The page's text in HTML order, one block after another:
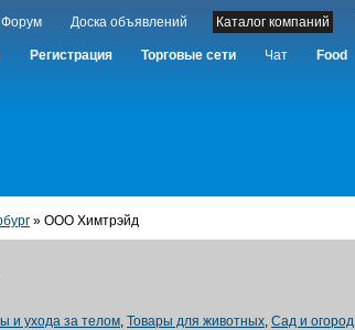
Форум Доска объявлений Каталог компаний
Регистрация Торговые сети Чат Food
» ООО Химтрэйд
и ухода за телом, Товары для животных, Сад и огород